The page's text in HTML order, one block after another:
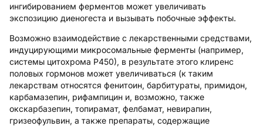
ингибированием ферментов может увеличивать
экспозицию диеногеста и вызывать побочные эффекты.
Возможно взаимодействие с лекарственными средствами,
индуцирующими микросомальные ферменты (например,
системы цитохрома Р450), в результате этого клиренс
половых гормонов может увеличиваться (к таким
лекарствам относятся фенитоин, барбитураты, примидон,
карбамазепин, рифампицин и, возможно, также
окскарбазепин, топирамат, фелбамат, невирапин,
гризеофульвин, а также препараты, содержащие